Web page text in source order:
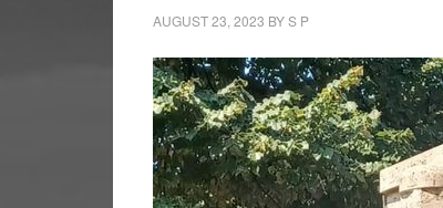
AUGUST 23, 2023 BYS P